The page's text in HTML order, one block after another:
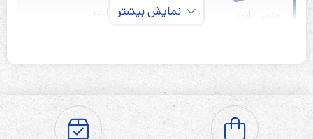
جنس باتری سیلد لید اسید
ولتاژ باتری
ظرفیت باتری 100 آمپر ساعت
گارانتی ۱۸ ماه(از تاریخ خرید)
سال تولید
نمایش بیشتر